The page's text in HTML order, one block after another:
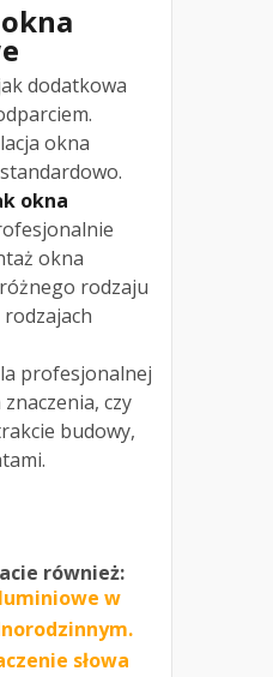
dodatkowa
okna
okna
okna
rodzaju
profesjonalnej
czy
budowy,
również:
w
słowa